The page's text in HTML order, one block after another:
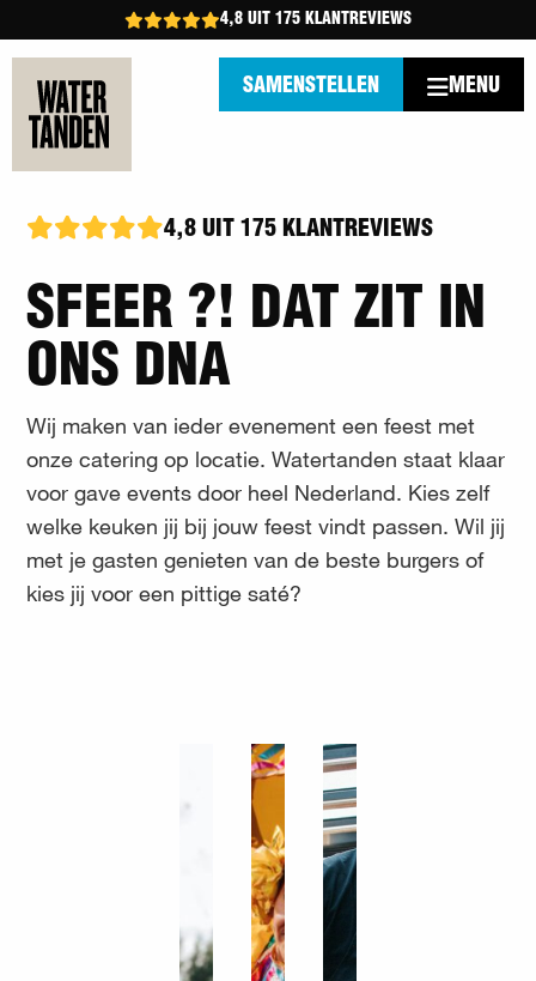
4,8 UIT 175 KLANTREVIEWS
MENU
SAMENSTELLEN
4,8 UIT 175 KLANTREVIEWS
SFEER ?! DAT ZIT IN
ONS DNA
Wij maken van ieder evenement een feest met
onze catering op locatie. Watertanden staat klaar
voor gave events door heel Nederland. Kies zelf
welke keuken jij bij jouw feest vindt passen. Wil jij
met je gasten genieten van de beste burgers of
kies jij voor een pittige saté?